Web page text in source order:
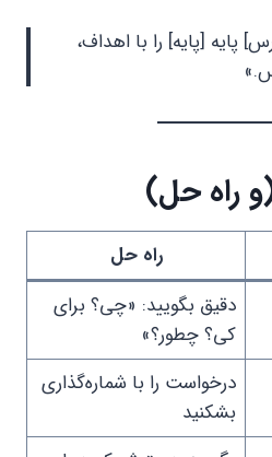
پایه [پایه] را با اهداف،
راه حل)
راه حل
دقیق بگویید: «چی؟ برای
کی؟ چطور؟»
درخواست را با شماره‌گذاری
بشکنید